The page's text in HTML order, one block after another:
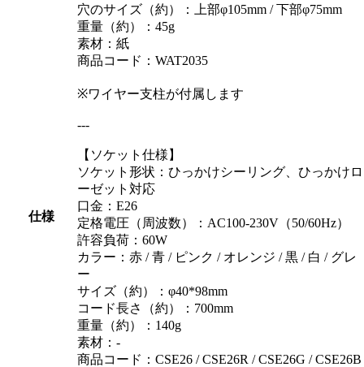
仕様
穴のサイズ（約）：上部φ105mm / 下部φ75mm
重量（約）：45g
素材：紙
商品コード：WAT2035
※ワイヤー支柱が付属します
---
【ソケット仕様】
ソケット形状：ひっかけシーリング、ひっかけロ
ーゼット対応
口金：E26
定格電圧（周波数）：AC100-230V（50/60Hz）
許容負荷：60W
カラー：赤 / 青 / ピンク / オレンジ / 黒 / 白 / グレ
ー
サイズ（約）：φ40*98mm
コード長さ（約）：700mm
重量（約）：140g
素材：-
商品コード：CSE26 / CSE26R / CSE26G / CSE26B